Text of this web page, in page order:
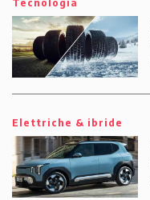
Tecnologia
Elettriche & ibride